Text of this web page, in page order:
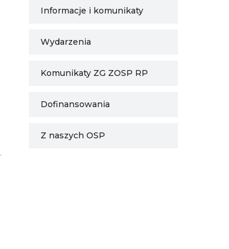
Informacje i komunikaty
Wydarzenia
Komunikaty ZG ZOSP RP
Dofinansowania
Z naszych OSP